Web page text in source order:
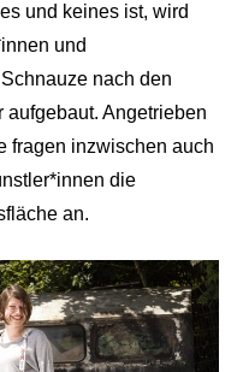
und keines ist, wird
und
nach den
aufgebaut. Angetrieben
fragen inzwischen auch
die
an.